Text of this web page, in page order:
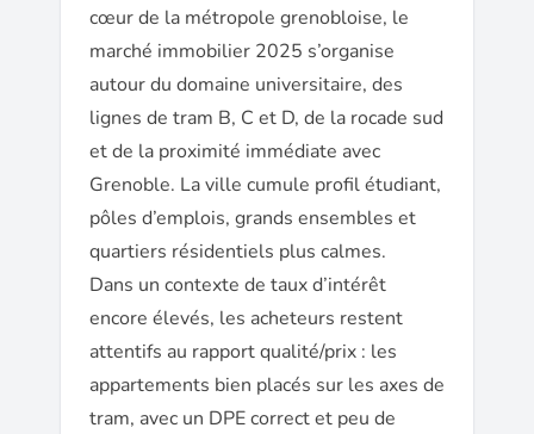
cœur de la métropole grenobloise, le
marché immobilier 2025 s’organise
autour du domaine universitaire, des
lignes de tram B, C et D, de la rocade sud
et de la proximité immédiate avec
Grenoble. La ville cumule profil étudiant,
pôles d’emplois, grands ensembles et
quartiers résidentiels plus calmes.
Dans un contexte de taux d’intérêt
encore élevés, les acheteurs restent
attentifs au rapport qualité/prix : les
appartements bien placés sur les axes de
tram, avec un DPE correct et peu de